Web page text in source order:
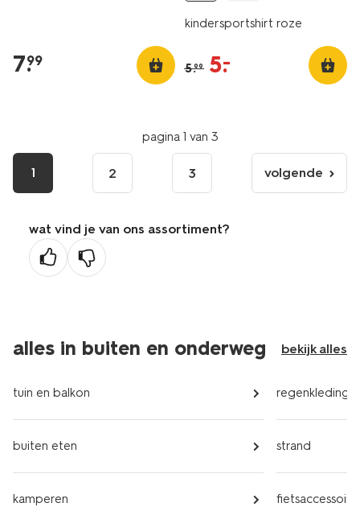
7.
99
kindersportshirt roze
5.99 5.
–
pagina 1 van 3
1 2 3
volgende
pagina
volgende
wat vind je van ons assortiment?
alles in buiten en onderweg bekijk alles
tuin en balkon
buiten eten
kamperen
regenkleding
strand